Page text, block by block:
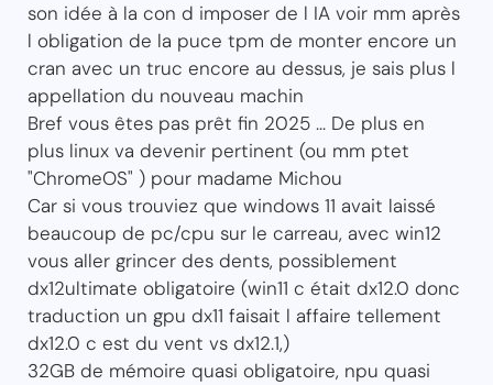
son idée à la con d imposer de l IA voir mm après
l obligation de la puce tpm de monter encore un
cran avec un truc encore au dessus, je sais plus l
appellation du nouveau machin
Bref vous êtes pas prêt fin 2025 ... De plus en
plus linux va devenir pertinent (ou mm ptet
"ChromeOS" ) pour madame Michou
Car si vous trouviez que windows 11 avait laissé
beaucoup de pc/cpu sur le carreau, avec win12
vous aller grincer des dents, possiblement
dx12ultimate obligatoire (win11 c était dx12.0 donc
traduction un gpu dx11 faisait l affaire tellement
dx12.0 c est du vent vs dx12.1,)
32GB de mémoire quasi obligatoire, npu quasi